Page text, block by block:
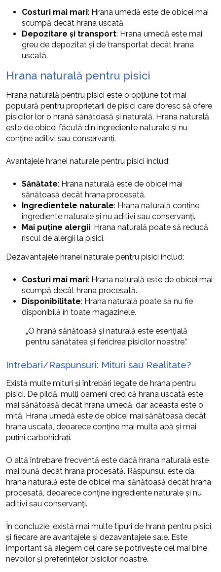
Costuri mai mari: Hrana umedă este de obicei mai
scumpă decât hrana uscată.
Depozitare și transport: Hrana umedă este mai
greu de depozitat și de transportat decât hrana
uscată.
Hrana naturală pentru pisici
Hrana naturală pentru pisici este o opțiune tot mai
populară pentru proprietarii de pisici care doresc să ofere
pisicilor lor o hrană sănătoasă și naturală. Hrana naturală
este de obicei făcută din ingrediente naturale și nu
conține aditivi sau conservanți.
Avantajele hranei naturale pentru pisici includ:
Sănătate: Hrana naturală este de obicei mai
sănătoasă decât hrana procesată.
Ingredientele naturale: Hrana naturală conține
ingrediente naturale și nu aditivi sau conservanți.
Mai puține alergii: Hrana naturală poate să reducă
riscul de alergii la pisici.
Dezavantajele hranei naturale pentru pisici includ:
Costuri mai mari: Hrana naturală este de obicei mai
scumpă decât hrana procesată.
Disponibilitate: Hrana naturală poate să nu fie
disponibilă în toate magazinele.
„O hrană sănătoasă și naturală este esențială
pentru sănătatea și fericirea pisicilor noastre.”
Intrebari/Raspunsuri: Mituri sau Realitate?
Există multe mituri și întrebări legate de hrana pentru
pisici. De pildă, mulți oameni cred că hrana uscată este
mai sănătoasă decât hrana umedă, dar aceasta este o
mită. Hrana umedă este de obicei mai sănătoasă decât
hrana uscată, deoarece conține mai multă apă și mai
puțini carbohidrați.
O altă întrebare frecventă este dacă hrana naturală este
mai bună decât hrana procesată. Răspunsul este da,
hrana naturală este de obicei mai sănătoasă decât hrana
procesată, deoarece conține ingrediente naturale și nu
aditivi sau conservanți.
În concluzie, există mai multe tipuri de hrană pentru pisici,
și fiecare are avantajele și dezavantajele sale. Este
important să alegem cel care se potrivește cel mai bine
nevoilor și preferințelor pisicilor noastre.